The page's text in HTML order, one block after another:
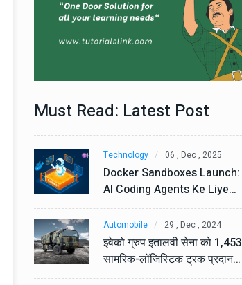
Must Read: Latest Post
Technology 06 , Dec , 2025
Docker Sandboxes Launch:
AI Coding Agents Ke Liye
Secure Solution | Hindeez
Automobile 29 , Dec , 2024
इवेको ग्रुप इतालवी सेना को 1,453
सामरिक-लॉजिस्टिक ट्रक प्रदान
करेगा।